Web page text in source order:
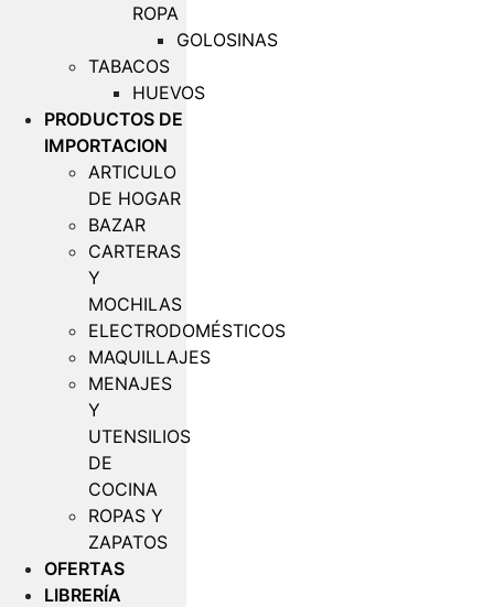
ROPA
GOLOSINAS
TABACOS
HUEVOS
PRODUCTOS DE
IMPORTACION
ARTICULO
DE HOGAR
BAZAR
CARTERAS
Y
MOCHILAS
ELECTRODOMÉSTICOS
MAQUILLAJES
MENAJES
Y
UTENSILIOS
DE
COCINA
ROPAS Y
ZAPATOS
OFERTAS
LIBRERÍA